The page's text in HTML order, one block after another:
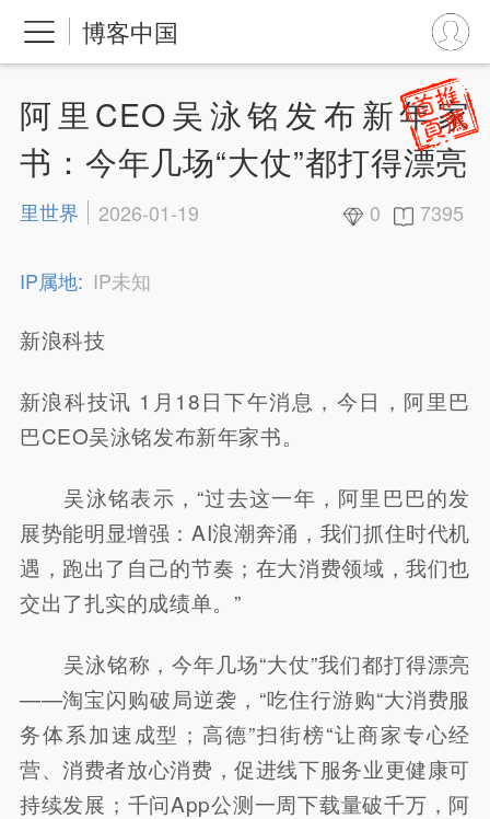
博客中国
阿里CEO吴泳铭发布新年家
书：今年几场“大仗”都打得漂亮
里世界 2026-01-19 0 7395
IP属地: IP未知
新浪科技
新浪科技讯 1月18日下午消息，今日，阿里巴
巴CEO吴泳铭发布新年家书。
吴泳铭表示，“过去这一年，阿里巴巴的发
展势能明显增强：AI浪潮奔涌，我们抓住时代机
遇，跑出了自己的节奏；在大消费领域，我们也
交出了扎实的成绩单。”
吴泳铭称，今年几场“大仗”我们都打得漂亮
——淘宝闪购破局逆袭，“吃住行游购“大消费服
务体系加速成型；高德”扫街榜“让商家专心经
营、消费者放心消费，促进线下服务业更健康可
持续发展；千问App公测一周下载量破千万，阿